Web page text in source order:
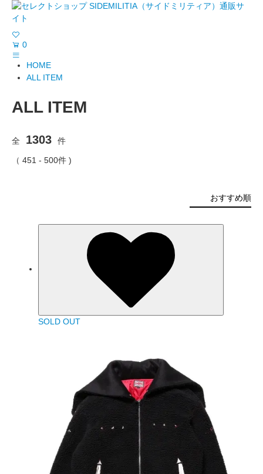
0
HOME
ALL ITEM
ALL ITEM
全 1303 件
（ 451 - 500件 )
おすすめ順
SOLD OUT